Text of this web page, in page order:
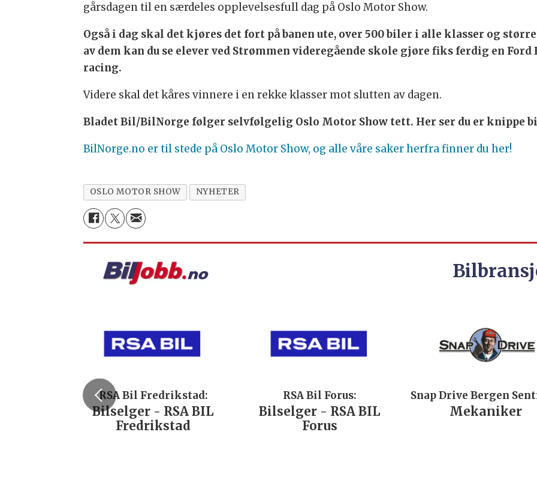
gårsdagen til en særdeles opplevelsesfull dag på Oslo Motor Show.
Også i dag skal det kjøres det fort på banen ute, over 500 biler i alle klasser og
av dem kan du se elever ved Strømmen videregående skole gjøre fiks ferdig en
racing.
Videre skal det kåres vinnere i en rekke klasser mot slutten av dagen.
Bladet Bil/BilNorge følger selvfølgelig Oslo Motor Show tett. Her ser du er knippe
BilNorge.no er til stede på Oslo Motor Show, og alle våre saker herfra finner du her!
OSLO MOTOR SHOW NYHETER
RSA Bil Fredrikstad:
Bilselger - RSA BIL
Fredrikstad
RSA Bil Forus:
Bilselger - RSA BIL
Forus
Snap Drive Bergen
Mekaniker